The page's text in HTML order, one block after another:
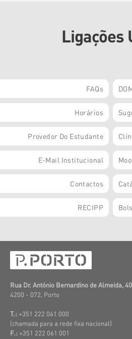
Ligações
FAQs
Horários
Provedor Do Estudante
E-Mail Institucional
Contactos
RECIPP
Rua Dr. António Bernardino de Almeida,
4200 - 072, Porto
T.: +351 222 061 000
(chamada para a rede fixa nacional)
F.: +351 222 061 001